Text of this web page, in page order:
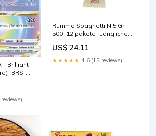
- Brilliant
[BRS-
Rummo Spaghetti N.5 Gr.
500 [12 pakete] Längliche
80g 2x
US$ 24.11
★★★★★ 4.6 (15 reviews)